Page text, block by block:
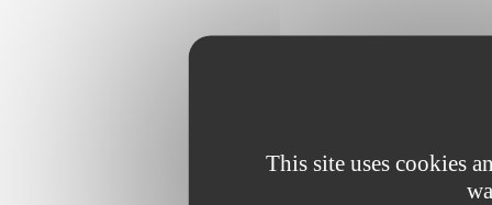
This site uses cookies